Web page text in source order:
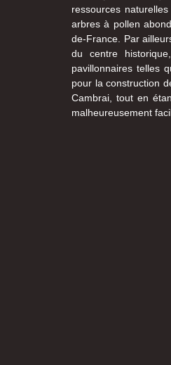
ressources
arbres à pollen
de-France. Par
du centre
pavillonnaires telles
pour la construction
Cambrai, tout en
malheureusement